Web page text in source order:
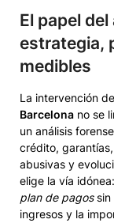
El papel
estrategia,
medibles
La intervención
Barcelona no se
un análisis
crédito,
abusivas y
elige la vía
plan de pagossin
ingresos y la